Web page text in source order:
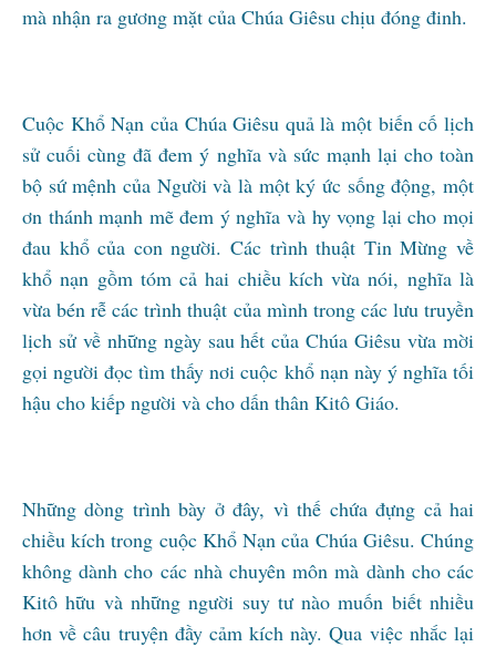
mà nhận ra gương mặt của Chúa Giêsu chịu đóng đinh.
Cuộc Khổ Nạn của Chúa Giêsu quả là một biến cố lịch
sử cuối cùng đã đem ý nghĩa và sức mạnh lại cho toàn
bộ sứ mệnh của Người và là một ký ức sống động, một
ơn thánh mạnh mẽ đem ý nghĩa và hy vọng lại cho mọi
đau khổ của con người. Các trình thuật Tin Mừng về
khổ nạn gồm tóm cả hai chiều kích vừa nói, nghĩa là
vừa bén rễ các trình thuật của mình trong các lưu truyền
lịch sử về những ngày sau hết của Chúa Giêsu vừa mời
gọi người đọc tìm thấy nơi cuộc khổ nạn này ý nghĩa tối
hậu cho kiếp người và cho dấn thân Kitô Giáo.
Những dòng trình bày ở đây, vì thế chứa đựng cả hai
chiều kích trong cuộc Khổ Nạn của Chúa Giêsu. Chúng
không dành cho các nhà chuyên môn mà dành cho các
Kitô hữu và những người suy tư nào muốn biết nhiều
hơn về câu truyện đầy cảm kích này. Qua việc nhắc lại